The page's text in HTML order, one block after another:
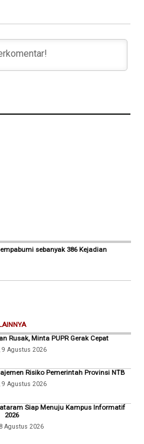
sebanyak 386 Kejadian
Rusak, Minta PUPR Gerak Cepat
9 Agustus 2026
Risiko Pemerintah Provinsi NTB
9 Agustus 2026
Siap Menuju Kampus Informatif
2026
Agustus 2026